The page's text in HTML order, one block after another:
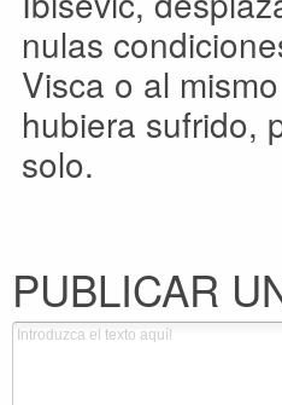
nulas
Visca o al
hubiera sufrido,
solo.
PUBLICAR